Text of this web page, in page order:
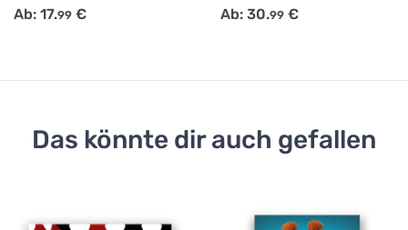
Ab: 17.99 € Ab: 30.99 €
Das könnte dir auch gefallen